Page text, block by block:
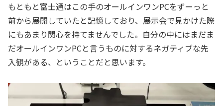
もともと富士通はこの手のオールインワンPCをずーっと
前から展開していたと記憶しており、展示会で見かけた際
にもあまり関心を持てませんでした。自分の中にはまだま
だオールインワンPCと言うものに対するネガティブな先
入観がある、ということだと思います。